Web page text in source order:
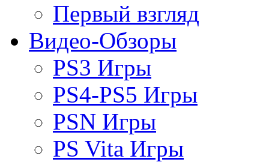
Первый взгляд
Видео-Обзоры
PS3 Игры
PS4-PS5 Игры
PSN Игры
PS Vita Игры